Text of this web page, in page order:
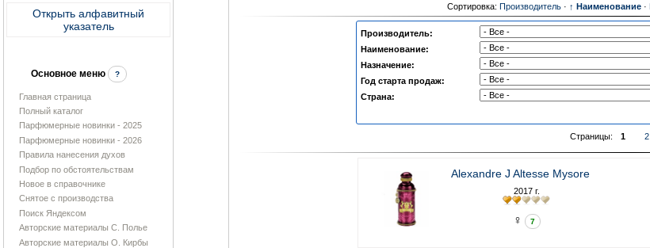
Открыть алфавитный
указатель
Основное меню ?
Главная страница
Полный каталог
Парфюмерные новинки - 2025
Парфюмерные новинки - 2026
Правила нанесения духов
Подбор по обстоятельствам
Новое в справочнике
Снятое с производства
Поиск Яндексом
Авторские материалы С. Полье
Авторские материалы О. Кирбы
Сортировка: Производитель· ↑ Наименование·
Производитель:
Наименование:
Назначение:
Год старта продаж:
Страна:
Страницы: 1 2
Alexandre J Altesse Mysore
2017 г.
♀ 7